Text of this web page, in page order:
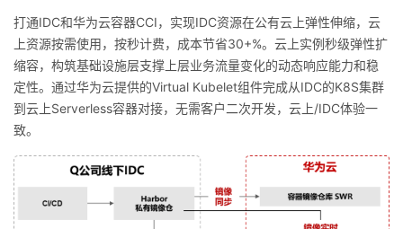
打通IDC和华为云容器CCI，实现IDC资源在公有云上弹性伸缩，云
上资源按需使用，按秒计费，成本节省30+%。云上实例秒级弹性扩
缩容，构筑基础设施层支撑上层业务流量变化的动态响应能力和稳
定性。通过华为云提供的Virtual Kubelet组件完成从IDC的K8S集群
到云上Serverless容器对接，无需客户二次开发，云上/IDC体验一
致。